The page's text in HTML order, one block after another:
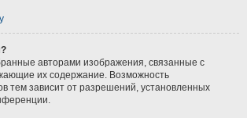
авторами изображения, связанные с
их содержание. Возможность
тем зависит от разрешений, установленных